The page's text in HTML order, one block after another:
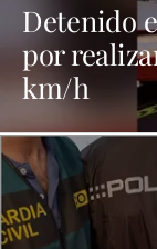
Detenido
por
km/h